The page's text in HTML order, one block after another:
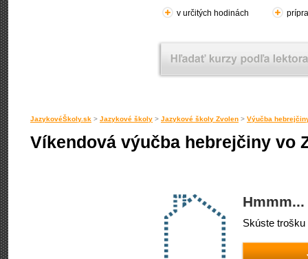
v určitých hodinách
JazykovéŠkoly.sk > Jazykové školy > Jazykové školy Zvolen > Výučba
Víkendová výučba hebrejčiny vo
Skúste